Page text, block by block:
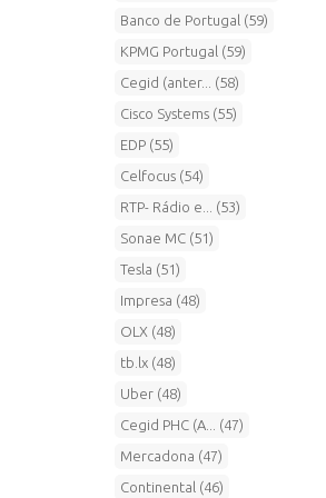
Banco de Portugal (59)
KPMG Portugal (59)
Cegid (anter... (58)
Cisco Systems (55)
EDP (55)
Celfocus (54)
RTP- Rádio e... (53)
Sonae MC (51)
Tesla (51)
Impresa (48)
OLX (48)
tb.lx (48)
Uber (48)
Cegid PHC (A... (47)
Mercadona (47)
Continental (46)